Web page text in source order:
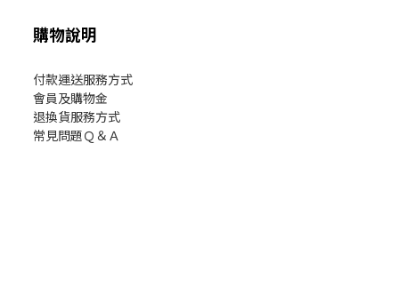
購物說明
付款運送服務方式
會員及購物金
退換貨服務方式
常見問題Ｑ＆Ａ